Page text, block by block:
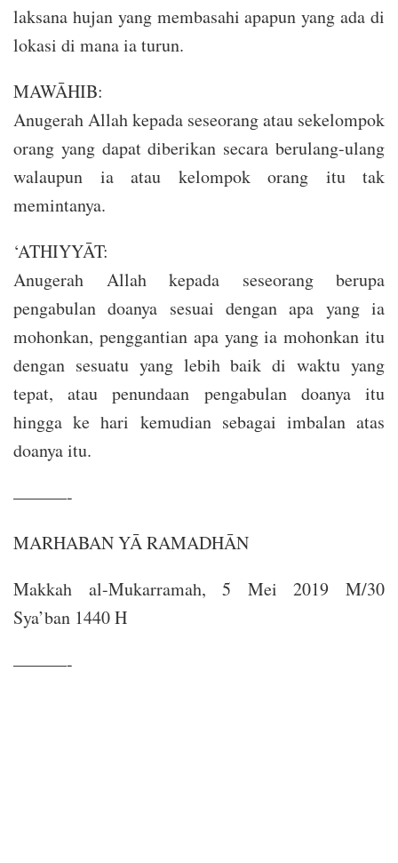
laksana hujan yang membasahi apapun yang ada di
lokasi di mana ia turun.
MAWĀHIB:
Anugerah Allah kepada seseorang atau sekelompok
orang yang dapat diberikan secara berulang-ulang
walaupun ia atau kelompok orang itu tak
memintanya.
‘ATHIYYĀT:
Anugerah Allah kepada seseorang berupa
pengabulan doanya sesuai dengan apa yang ia
mohonkan, penggantian apa yang ia mohonkan itu
dengan sesuatu yang lebih baik di waktu yang
tepat, atau penundaan pengabulan doanya itu
hingga ke hari kemudian sebagai imbalan atas
doanya itu.
———-
MARHABAN YĀ RAMADHĀN
Makkah al-Mukarramah, 5 Mei 2019 M/30
Sya’ban 1440 H
———-